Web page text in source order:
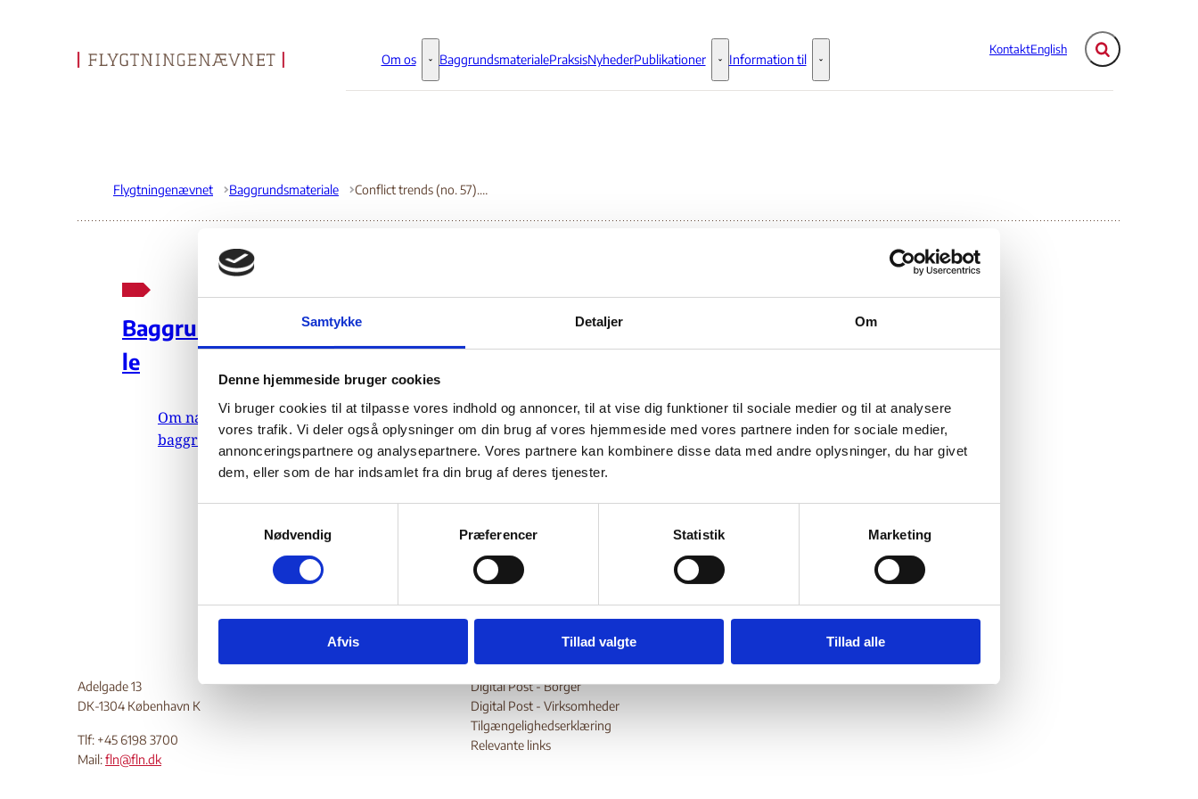
Samtykke Detaljer Om
Denne hjemmeside bruger cookies
Vi bruger cookies til at tilpasse vores indhold og annoncer, til at vise dig funktioner til sociale medier og til at analysere
vores trafik. Vi deler også oplysninger om din brug af vores hjemmeside med vores partnere inden for sociale medier,
annonceringspartnere og analysepartnere. Vores partnere kan kombinere disse data med andre oplysninger, du har givet
dem, eller som de har indsamlet fra din brug af deres tjenester.
v
a
Nødvendig Præferencer Statistik Marketing
Afvis Tillad valgte Tillad alle
Gå til forsiden
KontaktEnglish Fold søgefelt ud
Om os Om os - Flere links
BaggrundsmaterialePraksisNyhederPublikationer Publikationer - Flere links
Information til Information til - Flere links
Flygtningenævnet Baggrundsmateriale Conflict trends (no. 57). Real-time analysis of African political violence
Baggrundsmateria
le
Om nævnets
baggrundsmateriale
Conflict trends (no. 57).
Real-time analysis of
African political violence
01.04.2018 Bilag 378Armed Conflict Location & Event Data Project (ACLED)
Indeholder oplysninger om omfanget af politisk motiveret vold i en række
afrikanske lande, herunder Sudan.
Adelgade 13
DK-1304 København K
Tlf: +45 6198 3700
Mail:fln@fln.dk
Digital Post - Borger
Digital Post - Virksomheder
Tilgængelighedserklæring
Relevante links